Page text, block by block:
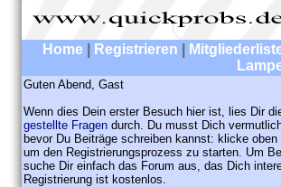
Home Registrieren
Guten Abend, Gast
Wenn dies Dein erster Besuch hier ist, lies Dir
gestellte Fragen durch. Du musst Dich
bevor Du Beiträge schreiben kannst: klicke oben
um den Registrierungsprozess zu starten. Um
suche Dir einfach das Forum aus, das Dich
Registrierung ist kostenlos.